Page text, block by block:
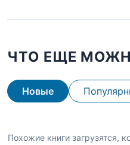
ЧТО ЕЩЕ
Новые
Похожие книги загрузятся,